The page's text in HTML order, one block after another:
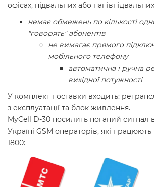
офісах, підвальних або
немає обмежень по кількості
"говорять" абонентів
не вимагає прямого
мобільного телефону
автоматична і ручна
вихідної потужності
У комплект поставки входить:
з експлуатації та блок живлення.
MyCell D-30 посилить поганий сигнал
Україні GSM операторів, які працюють
1800: